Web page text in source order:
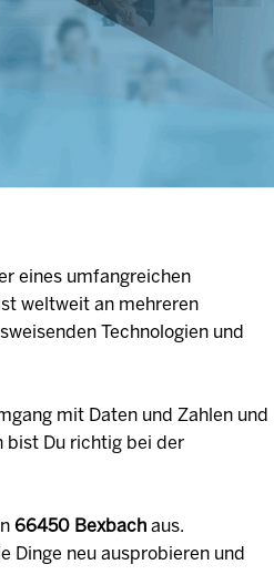
eines umfangreichen
weltweit an mehreren
Technologien und
mit Daten und Zahlen und
bist Du richtig bei der
66450 Bexbach aus.
Dinge neu ausprobieren und